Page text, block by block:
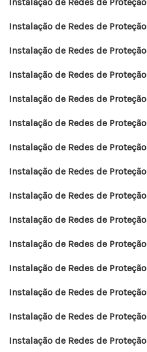
Instalação de Redes de Proteção
Instalação de Redes de Proteção
Instalação de Redes de Proteção
Instalação de Redes de Proteção
Instalação de Redes de Proteção
Instalação de Redes de Proteção
Instalação de Redes de Proteção
Instalação de Redes de Proteção
Instalação de Redes de Proteção
Instalação de Redes de Proteção
Instalação de Redes de Proteção
Instalação de Redes de Proteção
Instalação de Redes de Proteção
Instalação de Redes de Proteção
Instalação de Redes de Proteção